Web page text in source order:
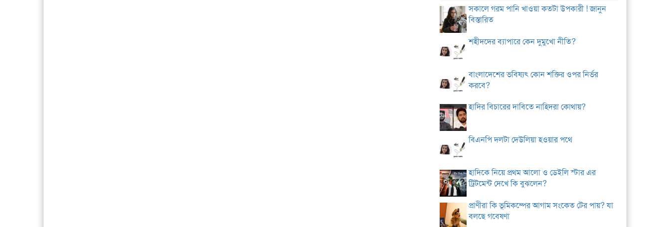
সকালে গরম পানি খাওয়া কতটা উপকারী ! জানুন
বিস্তারিত
শহীদদের ব্যাপারে কেন দুমুখো নীতি?
বাংলাদেশের ভবিষ্যৎ কোন শক্তির ওপর নির্ভর
করবে?
হাদির বিচারের দাবিতে নাহিদরা কোথায়?
বিএনপি দলটা দেউলিয়া হওয়ার পথে
হাদিকে নিয়ে প্রথম আলো ও ডেইলি স্টার এর
ট্রিটমেন্ট দেখে কি বুঝলেন?
প্রাণীরা কি ভূমিকম্পের আগাম সংকেত টের পায়? যা
বলছে গবেষণা